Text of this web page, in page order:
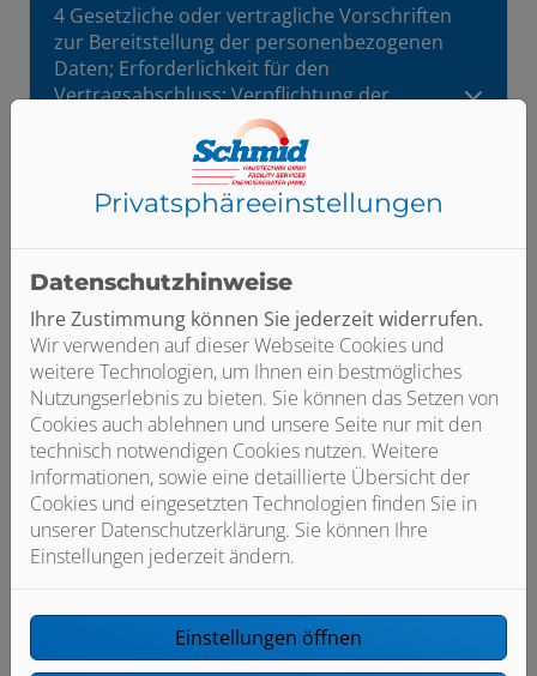
4 Gesetzliche oder vertragliche Vorschriften
zur Bereitstellung der personenbezogenen
Daten; Erforderlichkeit für den
Vertragsabschluss; Verpflichtung der
betroffenen Person, die personenbezogenen
Daten bereitzustellen; mögliche Folgen der
Nichtbereitstellung
6 Verwendung von Cookies
7 Verwendung von Google Maps
8 Verwendung von Google Fonts
9 Eingebettete Videos, Bilder und Links zu
externen Internetseiten
10 Bekanntmachung von Veränderungen
11 Rechte der betroffenen Personen
Privatsphäre­einstellungen
Datenschutzhinweise
Ihre Zustimmung können Sie jederzeit widerrufen.
Wir verwenden auf dieser Webseite Cookies und
weitere Technologien, um Ihnen ein bestmögliches
Nutzungserlebnis zu bieten. Sie können das Setzen von
Cookies auch ablehnen und unsere Seite nur mit den
technisch notwendigen Cookies nutzen. Weitere
Informationen, sowie eine detaillierte Übersicht der
Cookies und eingesetzten Technologien finden Sie in
unserer Datenschutzerklärung. Sie können Ihre
Einstellungen jederzeit ändern.
Einstellungen öffnen